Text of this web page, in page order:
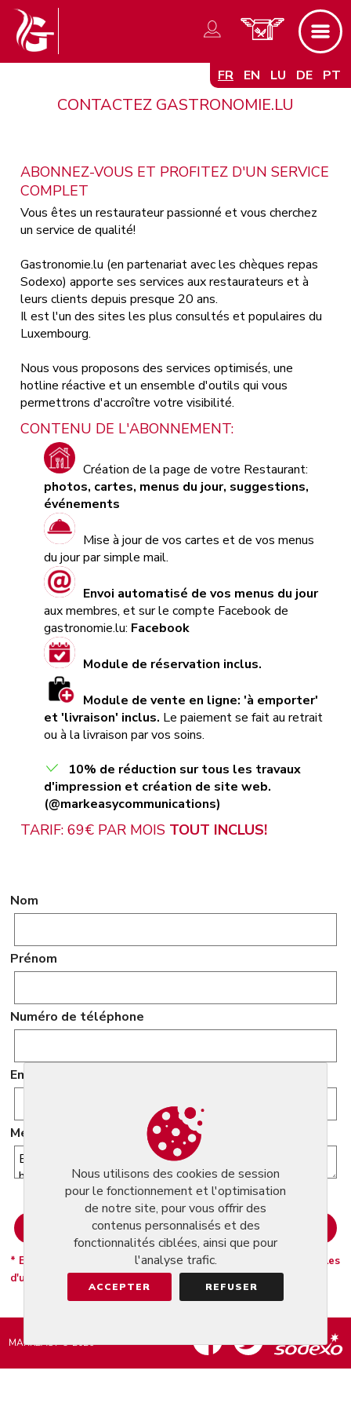
FR EN LU DE PT
CONTACTEZ GASTRONOMIE.LU
ABONNEZ-VOUS ET PROFITEZ D'UN SERVICE
COMPLET
Vous êtes un restaurateur passionné et vous cherchez
un service de qualité!
Gastronomie.lu (en partenariat avec les chèques repas
Sodexo) apporte ses services aux restaurateurs et à
leurs clients depuis presque 20 ans.
Il est l'un des sites les plus consultés et populaires du
Luxembourg.
Nous vous proposons des services optimisés, une
hotline réactive et un ensemble d'outils qui vous
permettrons d'accroître votre visibilité.
CONTENU DE L'ABONNEMENT:
Création de la page de votre Restaurant:
photos, cartes, menus du jour, suggestions,
événements
Mise à jour de vos cartes et de vos menus
du jour par simple mail.
Envoi automatisé de vos menus du jour
aux membres, et sur le compte Facebook de
gastronomie.lu: Facebook
Module de réservation inclus.
Module de vente en ligne: 'à emporter'
et 'livraison' inclus. Le paiement se fait au retrait
ou à la livraison par vos soins.
10% de réduction sur tous les travaux
d'impression et création de site web.
(@markeasycommunications)
TARIF: 69€ PAR MOIS TOUT INCLUS!
Nom
Prénom
Numéro de téléphone
Email
Message
* En cliquant sur Envoyer vous acceptez nosconditions générales
d'utilisation.
Nous utilisons des cookies de session
pour le fonctionnement et l'optimisation
de notre site, pour vous offrir des
contenus personnalisés et des
fonctionnalités ciblées, ainsi que pour
l'analyse trafic.
ACCEPTER REFUSER
MARKEASY © 2026